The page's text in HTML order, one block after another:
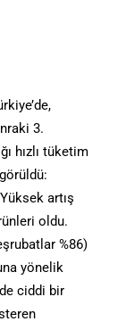
3.
hızlı tüketim
artış
oldu.
%86)
yönelik
ciddi bir